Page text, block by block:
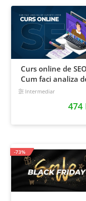
Curs online de
Cum faci analiza
cuvinte cheie si
Intermediar
474
-73%